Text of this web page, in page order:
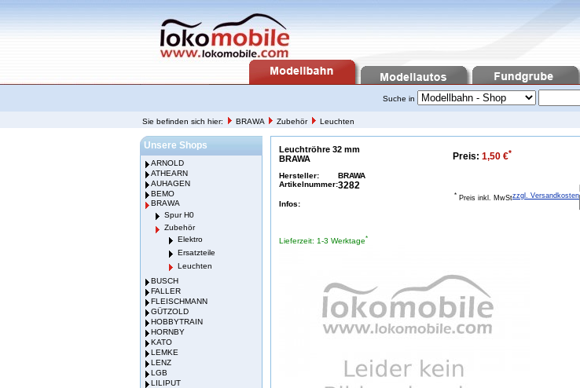
Suche in
Sie befinden sich hier: BRAWA Zubehör Leuchten
Unsere Shops
ARNOLD
ATHEARN
AUHAGEN
BEMO
BRAWA
Spur H0
Zubehör
Elektro
Ersatzteile
Leuchten
BUSCH
FALLER
FLEISCHMANN
GÜTZOLD
HOBBYTRAIN
HORNBY
KATO
LEMKE
LENZ
LGB
LILIPUT
Leuchtröhre 32 mm
BRAWA
Hersteller:
BRAWA
Artikelnummer:3282
Infos:
Lieferzeit: 1-3 Werktage*
Preis: 1,50 €*
* Preis inkl. MwStzzgl. Versandkosten